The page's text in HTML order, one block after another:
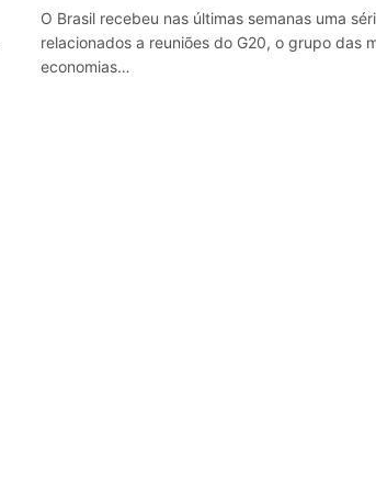
O Brasil recebeu nas últimas semanas uma
relacionados a reuniões do G20, o grupo das
economias…